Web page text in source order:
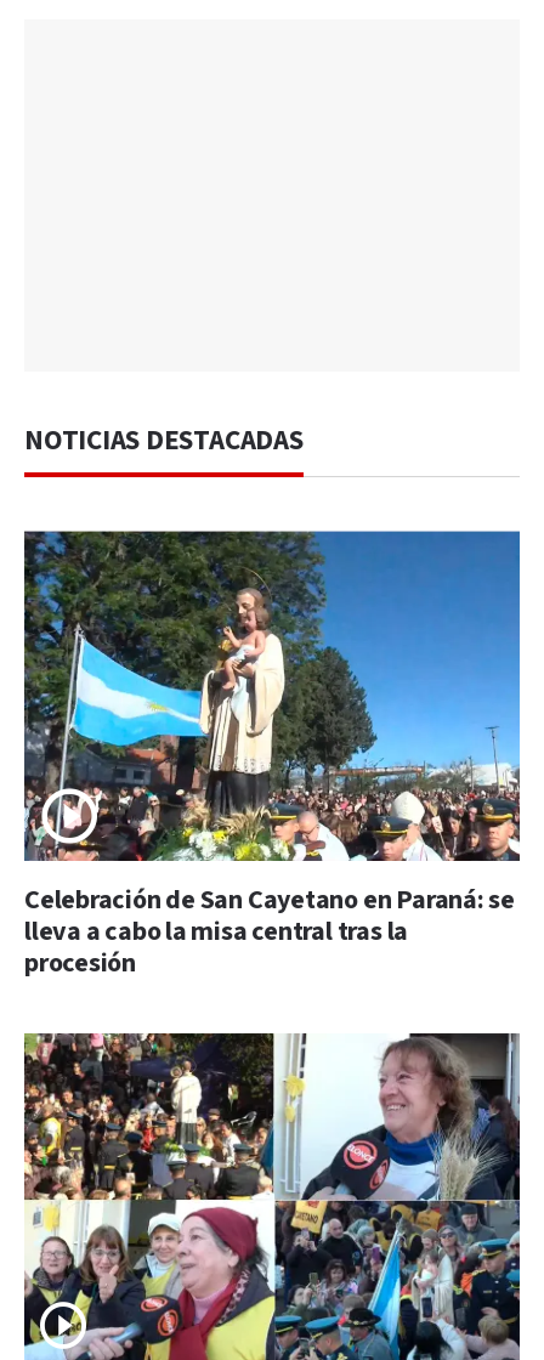
NOTICIAS DESTACADAS
Celebración de San Cayetano en Paraná: se
lleva a cabo la misa central tras la
procesión